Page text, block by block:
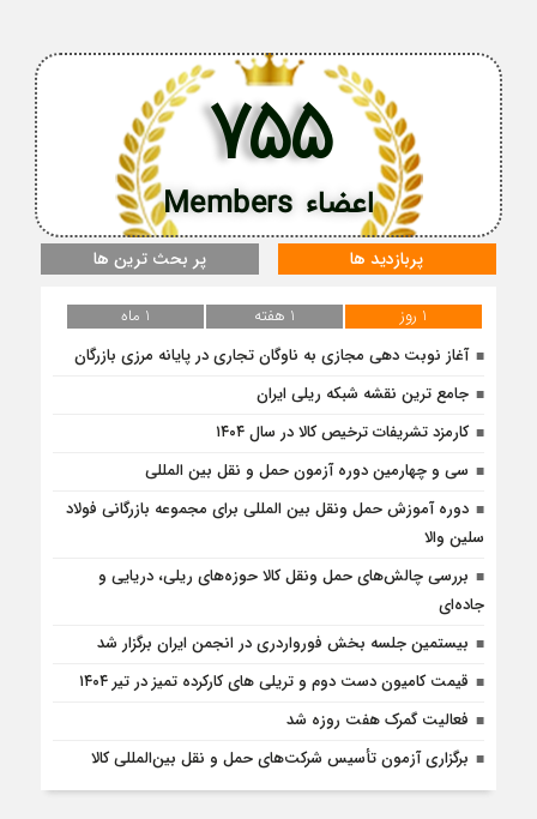
اعضاء Members
755
پربازدید ها پر بحث ترین ها
1 روز 1 هفته
1 ماه
آغاز نوبت دهی مجازی به ناوگان تجاری در پایانه مرزی بازرگان
جامع ترین نقشه شبکه ریلی ایران
کارمزد تشریفات ترخیص کالا در سال ۱۴۰۴
سی و چهارمین دوره آزمون حمل و نقل بین المللی
دوره آموزش حمل ونقل بین المللی برای مجموعه بازرگانی فولاد
سلین والا
بررسی چالش‌های حمل ونقل کالا حوزه‌های ریلی، دریایی و
جاده‌ای
بیستمین جلسه بخش فورواردری در انجمن ایران برگزار شد
قیمت کامیون دست دوم و تریلی‌ های کارکرده تمیز در تیر ۱۴۰۴
فعالیت گمرک هفت روزه شد
برگزاری آزمون تأسیس شرکت‌های حمل و نقل بین‌المللی کالا